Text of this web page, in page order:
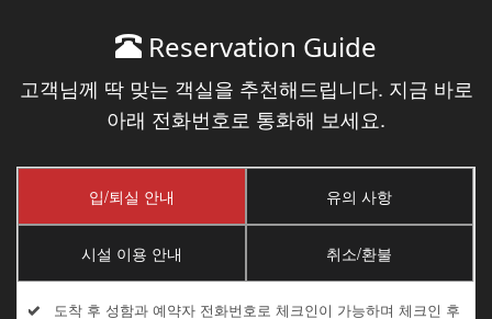
Reservation Guide
고객님께 딱 맞는 객실을 추천해드립니다. 지금 바로
아래 전화번호로 통화해 보세요.
입/퇴실 안내 유의 사항
시설 이용 안내 취소/환불
도착 후 성함과 예약자 전화번호로 체크인이 가능하며 체크인 후